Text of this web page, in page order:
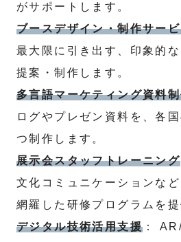
がサポートします。
ブースデザイン・制作サー
最大限に引き出す、印象的
提案・制作します。
多言語マーケティング資料
ログやプレゼン資料を、各
つ制作します。
展示会スタッフトレーニング
文化コミュニケーションな
網羅した研修プログラムを提
デジタル技術活用支援 ：